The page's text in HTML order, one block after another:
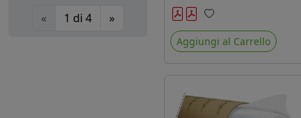
« 1 di 4 »
materiali in poliestere.
Preferiti
Aggiungi al Carrello